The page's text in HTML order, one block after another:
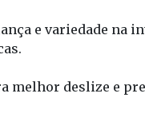
e variedade na
melhor deslize e